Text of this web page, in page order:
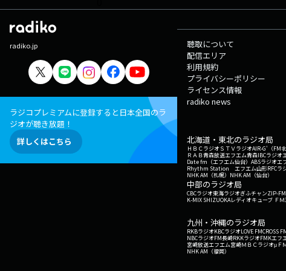
radiko.jp
ラジコプレミアムに登録すると日本全国のラ
ジオが聴き放題！
詳しくはこちら
聴取について
配信エリア
利用規約
プライバシーポリシー
ライセンス情報
radiko news
北海道・東北のラジオ局
ＨＢＣラジオＳＴＶラジオAIR-G'（FM北
ＲＡＢ青森放送エフエム青森IBCラジオ
Date fm（エフエム仙台） ABSラジオエ
Rhythm Station エフエム山形RFCラ
NHK AM（札幌） NHK AM（仙台）
中部のラジオ局
CBCラジオ東海ラジオぎふチャンZIP-FM
K-MIX SHIZUOKAレディオキューブ Ｆ
九州・沖縄のラジオ局
RKBラジオKBCラジオLOVE FMCROSS
NBCラジオFM長崎RKKラジオFMKエフ
宮崎放送エフエム宮崎ＭＢＣラジオμＦ
NHK AM（福岡）